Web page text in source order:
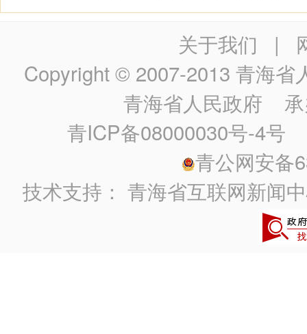
关于我们 |
Copyright © 2007-2013 青海省
青海省人民政府 承
青ICP备08000030号-4号
青公网安备
技术支持：青海省互联网新闻